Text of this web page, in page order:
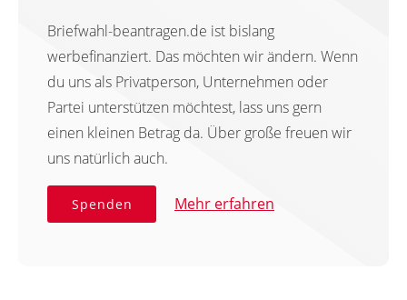
Briefwahl-beantragen.de ist bislang
werbefinanziert. Das möchten wir ändern. Wenn
du uns als Privatperson, Unternehmen oder
Partei unterstützen möchtest, lass uns gern
einen kleinen Betrag da. Über große freuen wir
uns natürlich auch.
Spenden Mehr erfahren